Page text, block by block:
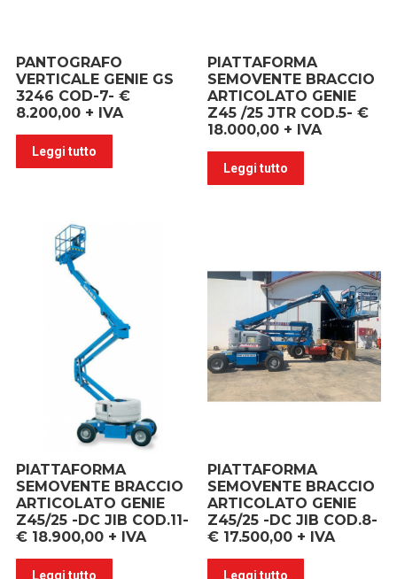
PANTOGRAFO
VERTICALE GENIE GS
3246 COD-7- €
8.200,00 + IVA
Leggi tutto
PIATTAFORMA
SEMOVENTE BRACCIO
ARTICOLATO GENIE
Z45 /25 JTR COD.5- €
18.000,00 + IVA
Leggi tutto
PIATTAFORMA
SEMOVENTE BRACCIO
ARTICOLATO GENIE
Z45/25 -DC JIB COD.11-
€ 18.900,00 + IVA
Leggi tutto
PIATTAFORMA
SEMOVENTE BRACCIO
ARTICOLATO GENIE
Z45/25 -DC JIB COD.8-
€ 17.500,00 + IVA
Leggi tutto